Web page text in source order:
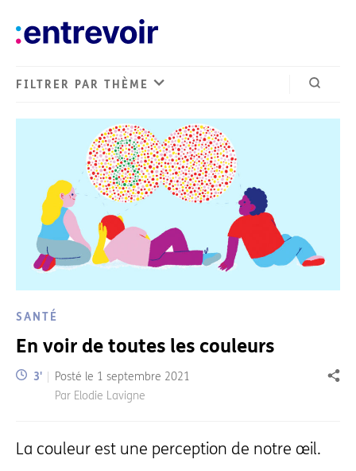
FILTRER PAR THÈME
SANTÉ
En voir de toutes les couleurs
Temps de lecture:
3' Posté le 1 septembre 2021
Par Elodie Lavigne
La couleur est une perception de notre œil.